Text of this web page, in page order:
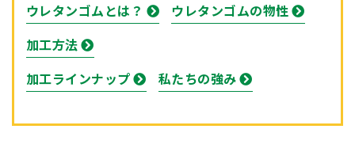
ウレタンゴムとは？
ウレタンゴムの物性
加工方法
加工ラインナップ
私たちの強み